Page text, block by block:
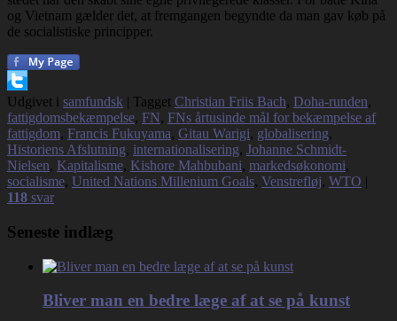
og Vietnam gælder det, at fremgangen begyndte da man gav køb på
de socialistiske principper.
Udgivet i samfundsk | Tagget Christian Friis Bach, Doha-runden,
fattigdomsbekæmpelse, FN, FNs årtusinde mål for bekæmpelse af
fattigdom, Francis Fukuyama, Gitau Warigi, globalisering,
Historiens Afslutning, internationalisering, Johanne Schmidt-
Nielsen, Kapitalisme, Kishore Mahbubani, markedsøkonomi,
socialisme, United Nations Millenium Goals, Venstrefløj, WTO |
118 svar
Seneste indlæg
Bliver man en bedre læge af at se på kunst